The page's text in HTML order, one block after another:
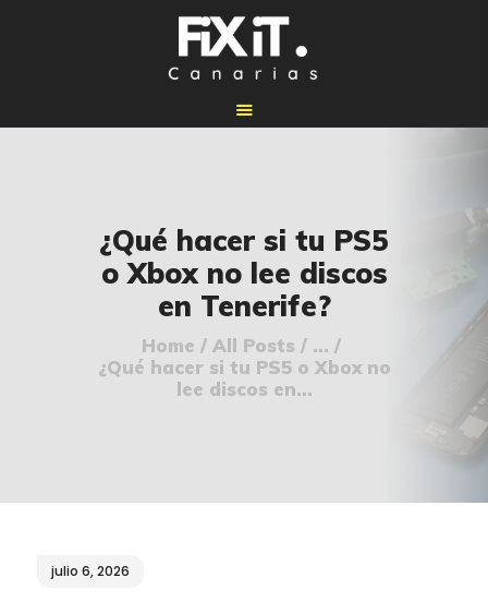
¿Qué hacer si tu PS5
o Xbox no lee discos
en Tenerife?
Home All Posts
...
¿Qué hacer si tu PS5 o Xbox no
lee discos en...
🔧 REPARACIONES
🛠️ SERVICIOS
ADICIONALES
👉 SOLICITAR
PRESUPUESTO
julio 6, 2026